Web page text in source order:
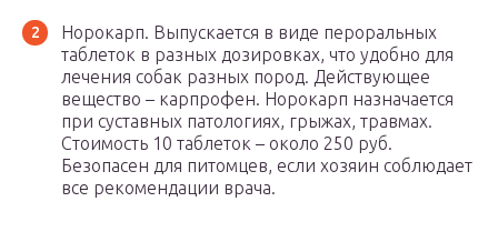
Норокарп. Выпускается в виде пероральных
таблеток в разных дозировках, что удобно для
лечения собак разных пород. Действующее
вещество – карпрофен. Норокарп назначается
при суставных патологиях, грыжах, травмах.
Стоимость 10 таблеток – около 250 руб.
Безопасен для питомцев, если хозяин соблюдает
все рекомендации врача.